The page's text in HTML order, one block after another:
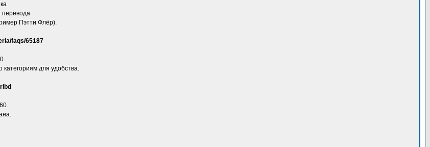
перевода
Пэтти Флёр).
faqs/65187
категориям для удобства.